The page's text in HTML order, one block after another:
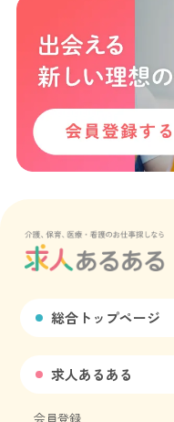
総合トップページ
求人あるある
会員登録